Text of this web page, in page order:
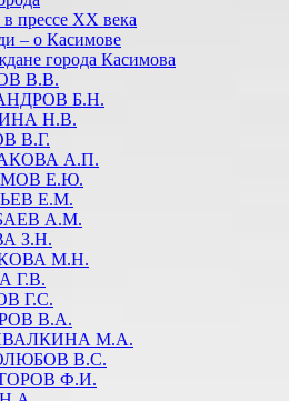
прессе XX века
– о Касимове
города Касимова
В.В.
Б.Н.
Н.В.
В.Г.
А.П.
Е.Ю.
Е.М.
А.М.
З.Н.
М.Н.
Г.В.
Г.С.
В.А.
М.А.
В.С.
Ф.И.